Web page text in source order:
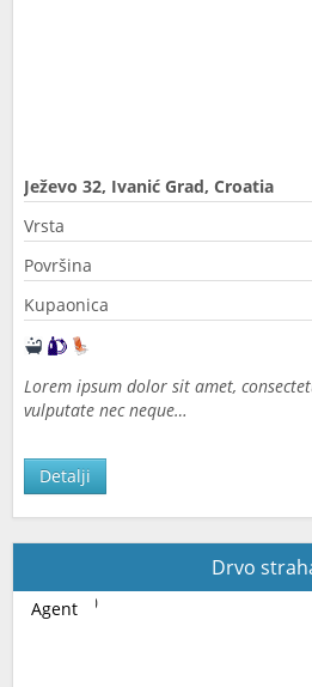
Ježevo 32, Ivanić Grad, Croatia
Vrsta
Površina
Kupaonica
Lorem ipsum dolor sit amet,
vulputate nec neque…
Detalji
Drvo
Agent